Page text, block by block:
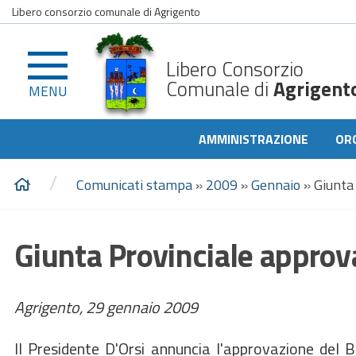
Libero consorzio comunale di Agrigento
MENU
Libero Consorzio
Comunale di
AMMINISTRAZIONE
/ Comunicati stampa»2009 »Gennaio »
Giunta Provinciale
Agrigento, 29 gennaio 2009
Il Presidente D'Orsi annuncia l'approvazione